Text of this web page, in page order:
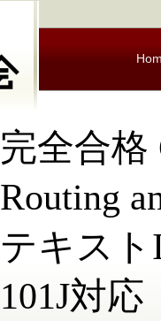
完全合格
Routing
テキスト
101J対応